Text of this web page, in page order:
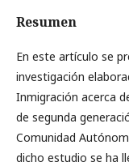
Resumen
En este artículo se
investigación
Inmigración acerca
de segunda
Comunidad
dicho estudio se ha